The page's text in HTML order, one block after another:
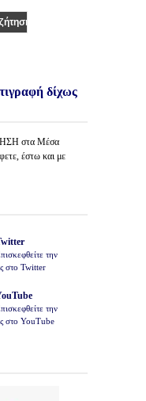
δίχως
στα Μέσα
έστω και με
την
στο Twitter
την
στο YouTube